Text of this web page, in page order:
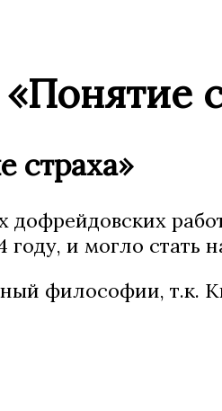
страха»
и могло
философии, т.к.